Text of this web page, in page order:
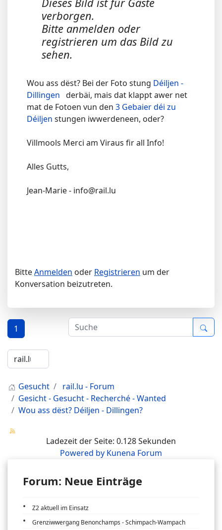
verborgen.
Bitte anmelden oder
registrieren um das Bild zu
sehen.
Wou ass dëst? Bei der Foto stung Déiljen -
Dillingen derbäi, mais dat klappt awer net
mat de Fotoen vun den 3 Gebaier déi zu
Déiljen stungen iwwerdeneen, oder?
Villmools Merci am Viraus fir all Info!
Alles Gutts,
Jean-Marie - info@rail.lu
BitteAnmelden oder Registrieren um der
Konversation beizutreten.
1
Gesucht
rail.lu - Forum
Gesicht - Gesucht - Recherché - Wanted
Wou ass dëst? Déiljen - Dillingen?
Ladezeit der Seite: 0.128 Sekunden
Powered by Kunena Forum
Forum: Neue Einträge
Z2 aktuell im Einsatz
Grenziwwergang Benonchamps - Schimpach-Wampach